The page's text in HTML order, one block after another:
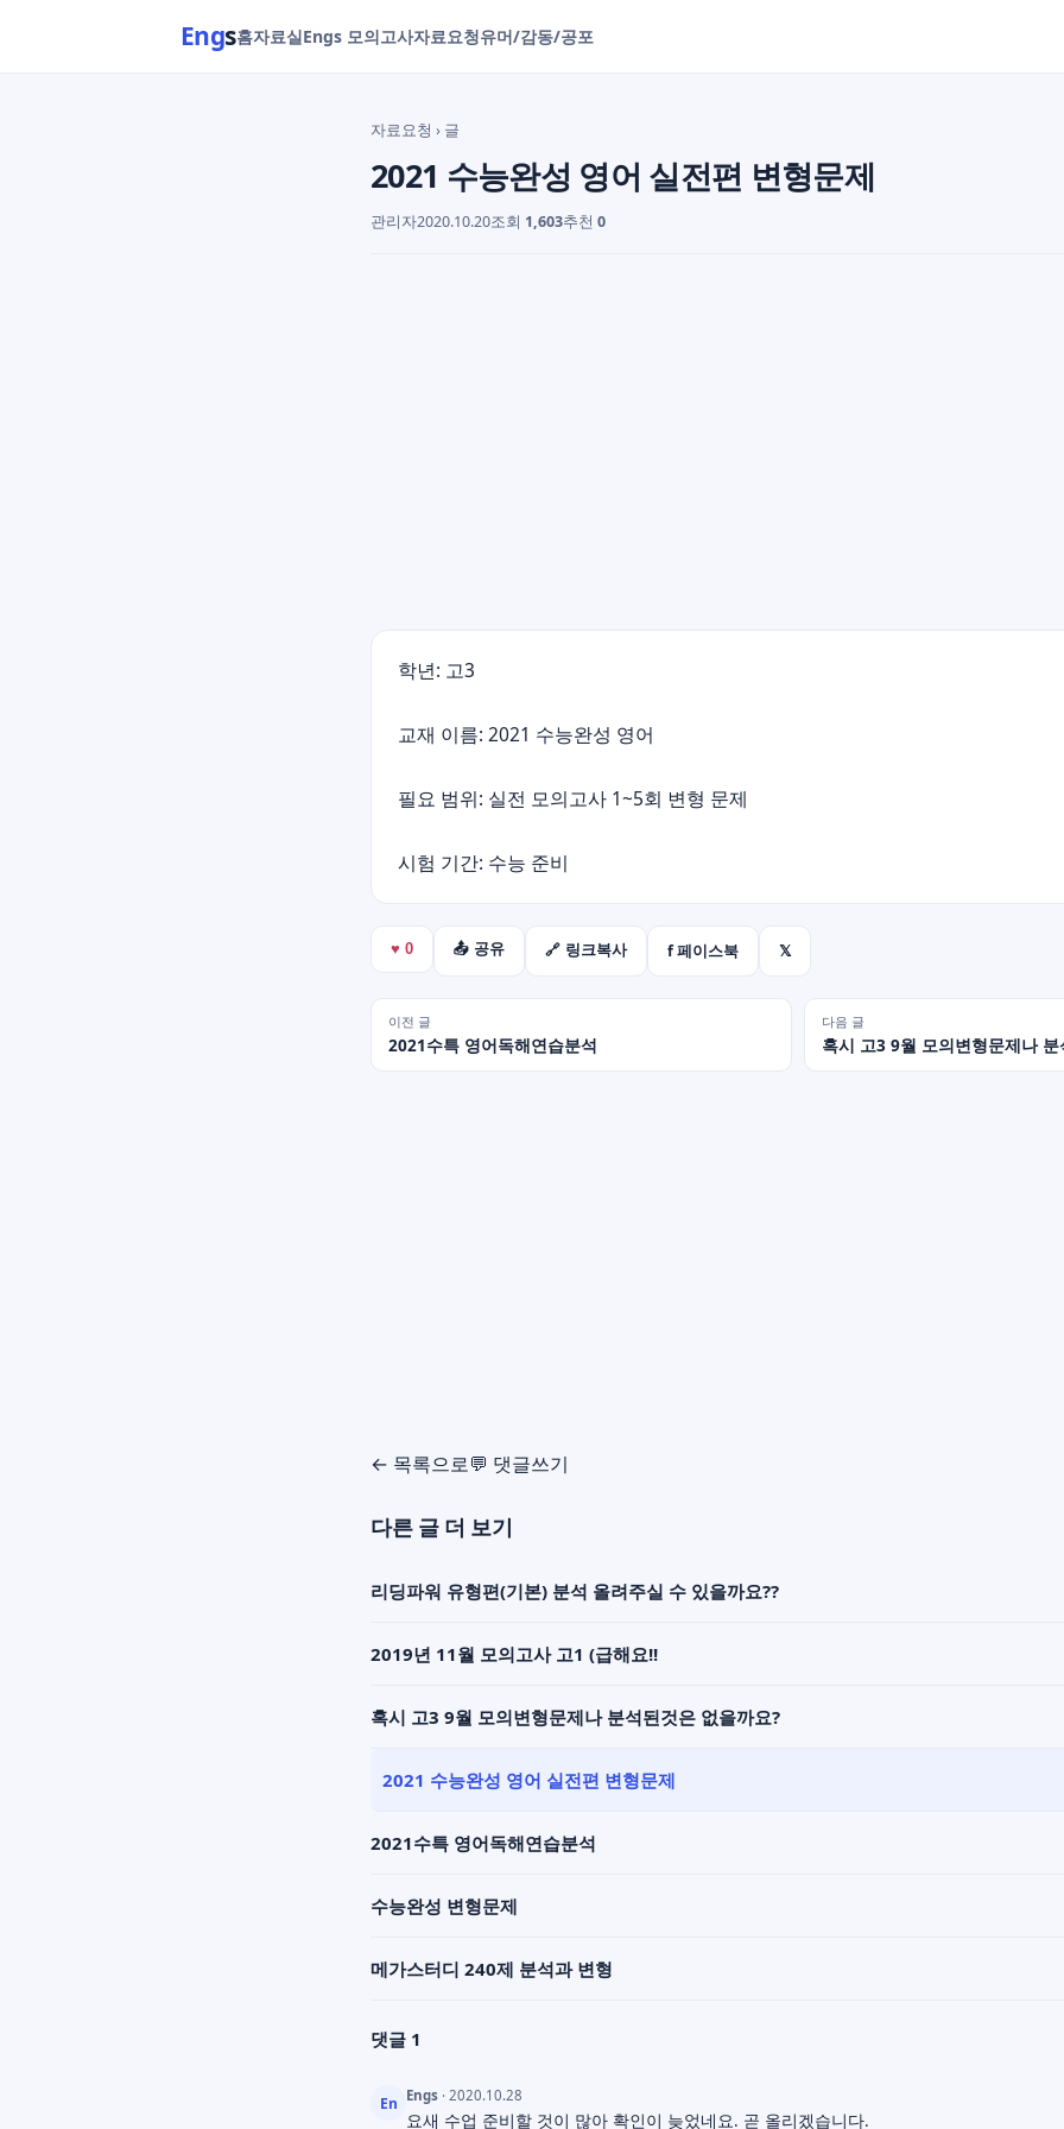
Engs홈자료실Engs 모의고사자료요청유머/감동/공포
자료요청 › 글
2021 수능완성 영어 실전편 변형문제
관리자2020.10.20조회 1,603추천 0
학년: 고3
교재 이름: 2021 수능완성 영어
필요 범위: 실전 모의고사 1~5회 변형 문제
시험 기간: 수능 준비
♥ 0 📤 공유 🔗 링크복사 f 페이스북 𝕏
이전 글
2021수특 영어독해연습분석
다음 글
혹시 고3 9월 모의변형문제나
← 목록으로💬 댓글쓰기
다른 글 더 보기
리딩파워 유형편(기본) 분석 올려주실 수 있을까요??
2019년 11월 모의고사 고1 (급해요!!
혹시 고3 9월 모의변형문제나 분석된것은 없을까요?
2021 수능완성 영어 실전편 변형문제
2021수특 영어독해연습분석
수능완성 변형문제
메가스터디 240제 분석과 변형
댓글 1
En Engs · 2020.10.28
요새 수업 준비할 것이 많아 확인이 늦었네요. 곧 올리겠습니다.